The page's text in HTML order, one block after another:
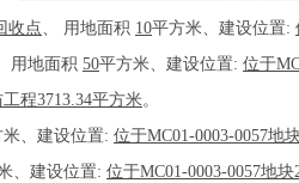
收点、 用地面积 10平方米、建设位置:
用地面积 50平方米、建设位置: 位于
程3713.34平方米。
米、建设位置: 位于MC01-0003-0057地
、建设位置: 位于MC01-0003-0057地